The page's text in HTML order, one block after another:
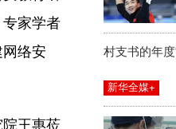
家学者
络安
王惠莅
村支书的年度
新华全媒+